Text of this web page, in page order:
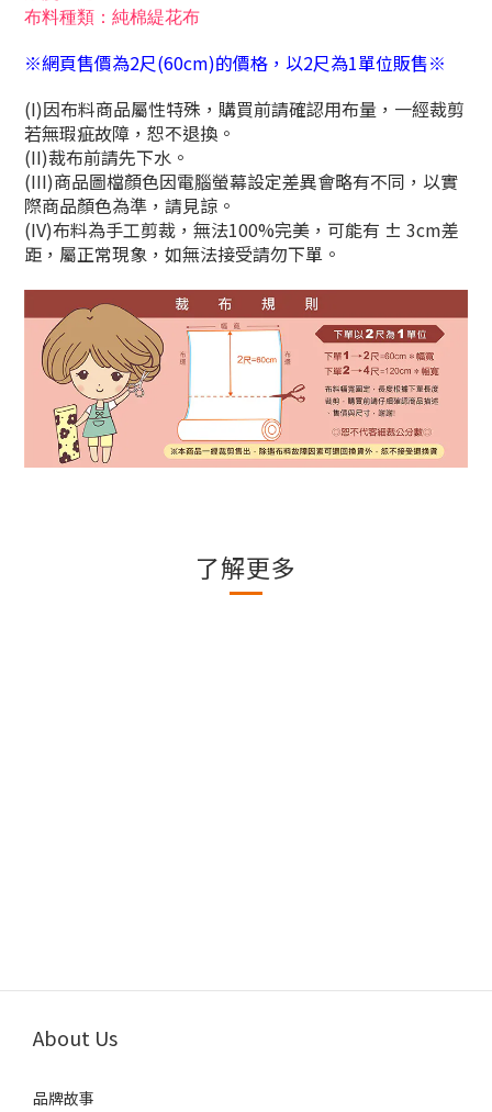
布料種類：純棉緹花布
※網頁售價為2尺(60cm)的價格，以2尺為1單位販售※
(I)因布料商品屬性特殊，購買前請確認用布量，一經裁剪
若無瑕疵故障，恕不退換。
(II)裁布前請先下水。
(III)商品圖檔顏色因電腦螢幕設定差異會略有不同，以實
際商品顏色為準，請見諒。
(IV)布料為手工剪裁，無法100%完美，可能有 ± 3cm差
距，屬正常現象，如無法接受請勿下單。
了解更多
About Us
品牌故事